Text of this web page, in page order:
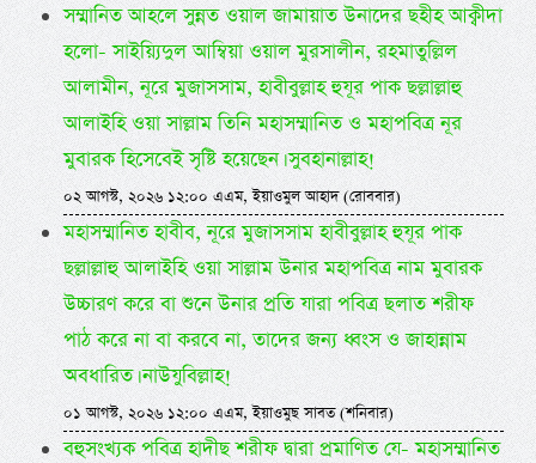
সম্মানিত আহলে সুন্নত ওয়াল জামায়াত উনাদের ছহীহ আক্বীদা
হলো- সাইয়্যিদুল আম্বিয়া ওয়াল মুরসালীন, রহমাতুল্লিল
আলামীন, নূরে মুজাসসাম, হাবীবুল্লাহ হুযূর পাক ছল্লাল্লাহু
আলাইহি ওয়া সাল্লাম তিনি মহাসম্মানিত ও মহাপবিত্র নূর
মুবারক হিসেবেই সৃষ্টি হয়েছেন। সুবহানাল্লাহ!
০২ আগস্ট, ২০২৬ ১২:০০ এএম, ইয়াওমুল আহাদ (রোববার)
মহাসম্মানিত হাবীব, নূরে মুজাসসাম হাবীবুল্লাহ হুযূর পাক
ছল্লাল্লাহু আলাইহি ওয়া সাল্লাম উনার মহাপবিত্র নাম মুবারক
উচ্চারণ করে বা শুনে উনার প্রতি যারা পবিত্র ছলাত শরীফ
পাঠ করে না বা করবে না, তাদের জন্য ধ্বংস ও জাহান্নাম
অবধারিত। নাউযুবিল্লাহ!
০১ আগস্ট, ২০২৬ ১২:০০ এএম, ইয়াওমুছ সাবত (শনিবার)
বহুসংখ্যক পবিত্র হাদীছ শরীফ দ্বারা প্রমাণিত যে- মহাসম্মানিত